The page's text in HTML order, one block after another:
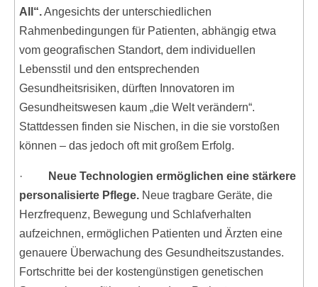
All“.Angesichts der unterschiedlichen
Rahmenbedingungen für Patienten, abhängig etwa
vom geografischen Standort, dem individuellen
Lebensstil und den entsprechenden
Gesundheitsrisiken, dürften Innovatoren im
Gesundheitswesen kaum „die Welt verändern“.
Stattdessen finden sie Nischen, in die sie vorstoßen
können – das jedoch oft mit großem Erfolg.
·
Neue Technologien ermöglichen eine stärkere
personalisierte Pflege. Neue tragbare Geräte, die
Herzfrequenz, Bewegung und Schlafverhalten
aufzeichnen, ermöglichen Patienten und Ärzten eine
genauere Überwachung des Gesundheitszustandes.
Fortschritte bei der kostengünstigen genetischen